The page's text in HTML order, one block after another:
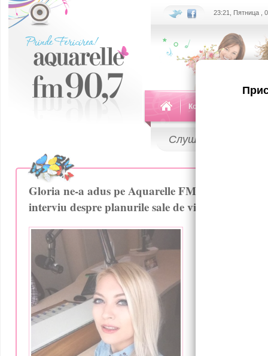
23:21, Пятница ,
Команда
Слушай
Gloria ne-a adus pe Aquarelle FM cele mai
interviu despre planurile sale de viitor!